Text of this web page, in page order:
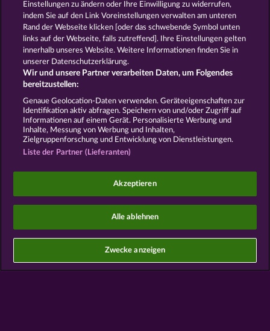
MAJESTIC KING JACK POTTER AND THE BOOK OF DYNASTIES
AGB Datenschutz Impressum
Unternehmensseite FAQ Glossar
Affiliate-Programm
Widerruf einreichen
Social Casino Spiele dienen der reinen Unterhaltung
und haben keinen Einfluss auf mögliche künftige
Erfolge bei Glücksspielen mit Geldeinsatz.
Einstellungen zu ändern oder Ihre Einwilligung zu widerrufen,
indem Sie auf den Link Voreinstellungen verwalten am unteren
Rand der Webseite klicken [oder das schwebende Symbol unten
links auf der Webseite, falls zutreffend]. Ihre Einstellungen gelten
innerhalb unseres Website. Weitere Informationen finden Sie in
unserer Datenschutzerklärung.
Wir und unsere Partner verarbeiten Daten, um Folgendes
bereitzustellen:
Genaue Geolocation-Daten verwenden. Geräteeigenschaften zur
Identifikation aktiv abfragen. Speichern von und/oder Zugriff auf
Informationen auf einem Gerät. Personalisierte Werbung und
Inhalte, Messung von Werbung und Inhalten,
Zielgruppenforschung und Entwicklung von Dienstleistungen.
Liste der Partner (Lieferanten)
Akzeptieren
Alle ablehnen
Zwecke anzeigen